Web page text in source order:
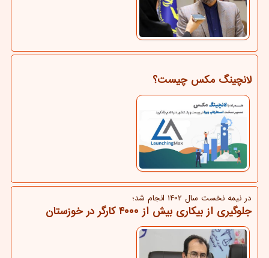
لانچینگ مکس چیست؟
در نیمه نخست سال ۱۴۰۲ انجام شد؛
جلوگیری از بیکاری بیش از ۴۰۰۰ کارگر در خوزستان